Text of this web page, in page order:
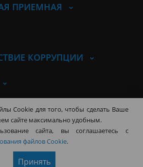
ПРИЕМНАЯ
КОРРУПЦИИ
города
Карта сайта
Красный
Cookie для того, чтобы сделать Ваше
сайте максимально удобным.
сайта, вы соглашаетесь с
файлов Cookie.
Принять